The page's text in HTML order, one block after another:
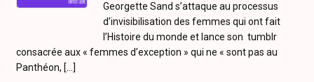
Georgette Sand s’attaque au processus
d’invisibilisation des femmes qui ont fait
l’Histoire du monde et lance son tumblr
consacrée aux « femmes d’exception » qui ne « sont pas au
Panthéon, […]